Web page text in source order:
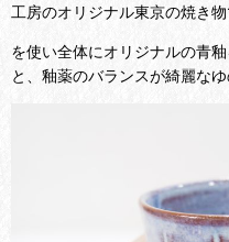
工房のオリジナル東京の焼き物
を使い全体にオリジナルの青
と、釉薬のバランスが綺麗なゆ